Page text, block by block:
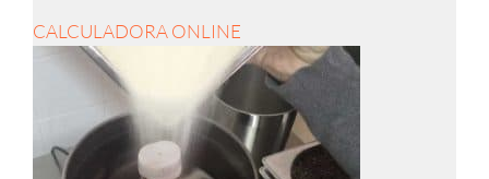
CALCULADORA ONLINE